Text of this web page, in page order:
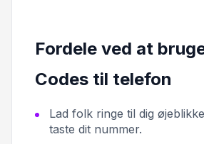
Fordele ved at
Codes til telefon
Lad folk ringe til dig
taste dit nummer.